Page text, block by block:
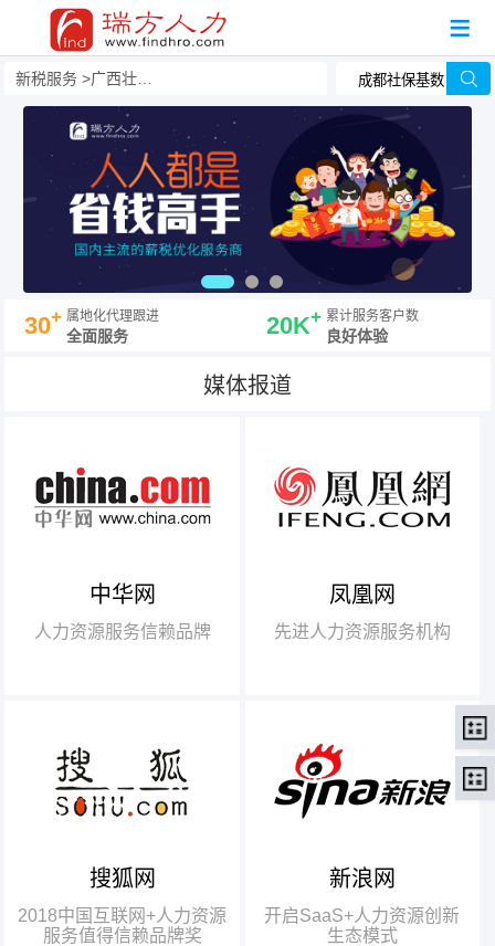
新税服务 广西壮族自治区税务筹划
30+ 属地化代理跟进
全面服务 20K+ 累计服务客户数
良好体验
媒体报道
中华网
人力资源服务信赖品牌
【腾讯】“2018中国互联网
+行业领军企业奖”
【瑞方】“2018中国互联网
凤凰网
先进人力资源服务机构
搜狐网
2018中国互联网+人力资源
服务值得信赖品牌奖
瑞方人力获得人力资源行业唯
一奖项——“2018中国互联网+人
力资源服务值得信赖品牌奖”
新浪网
开启SaaS+人力资源创新
生态模式